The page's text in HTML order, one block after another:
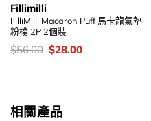
Fillimilli
FilliMilli Macaron Puff 馬卡龍氣墊
粉樸 2P 2個裝
價
錢：
$56.00 Original
price
$28.00Current
相關產品